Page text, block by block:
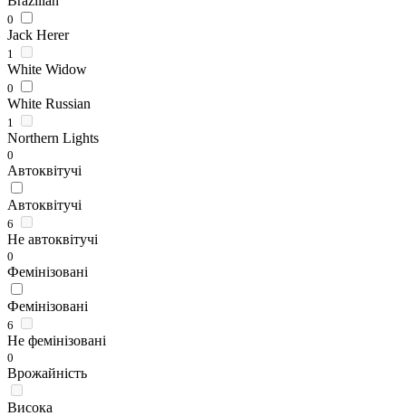
0
Jack Herer
1
White Widow
0
White Russian
1
Northern Lights
0
Автоквітучі
Автоквітучі
6
Не автоквітучі
0
Фемінізовані
Фемінізовані
6
Не фемінізовані
0
Врожайність
Висока